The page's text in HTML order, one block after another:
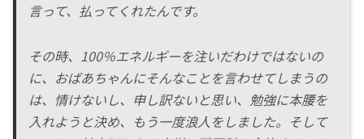
言って、払ってくれたんです。
その時、100％エネルギーを注いだわけではないの
に、おばあちゃんにそんなことを言わせてしまうの
は、情けないし、申し訳ないと思い、勉強に本腰を
入れようと決め、もう一度浪人をしました。そして